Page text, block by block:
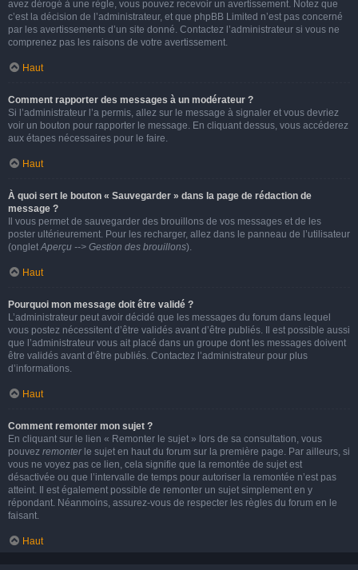
avez dérogé à une règle, vous pouvez recevoir un avertissement. Notez que
c’est la décision de l’administrateur, et que phpBB Limited n’est pas concerné
par les avertissements d’un site donné. Contactez l’administrateur si vous ne
comprenez pas les raisons de votre avertissement.
Haut
Comment rapporter des messages à un modérateur ?
Si l’administrateur l’a permis, allez sur le message à signaler et vous devriez
voir un bouton pour rapporter le message. En cliquant dessus, vous accéderez
aux étapes nécessaires pour le faire.
Haut
À quoi sert le bouton « Sauvegarder » dans la page de rédaction de
message ?
Il vous permet de sauvegarder des brouillons de vos messages et de les
poster ultérieurement. Pour les recharger, allez dans le panneau de l’utilisateur
(ongletAperçu --> Gestion des brouillons).
Haut
Pourquoi mon message doit être validé ?
L’administrateur peut avoir décidé que les messages du forum dans lequel
vous postez nécessitent d’être validés avant d’être publiés. Il est possible aussi
que l’administrateur vous ait placé dans un groupe dont les messages doivent
être validés avant d’être publiés. Contactez l’administrateur pour plus
d’informations.
Haut
Comment remonter mon sujet ?
En cliquant sur le lien « Remonter le sujet » lors de sa consultation, vous
pouvez remonterle sujet en haut du forum sur la première page. Par ailleurs, si
vous ne voyez pas ce lien, cela signifie que la remontée de sujet est
désactivée ou que l’intervalle de temps pour autoriser la remontée n’est pas
atteint. Il est également possible de remonter un sujet simplement en y
répondant. Néanmoins, assurez-vous de respecter les règles du forum en le
faisant.
Haut